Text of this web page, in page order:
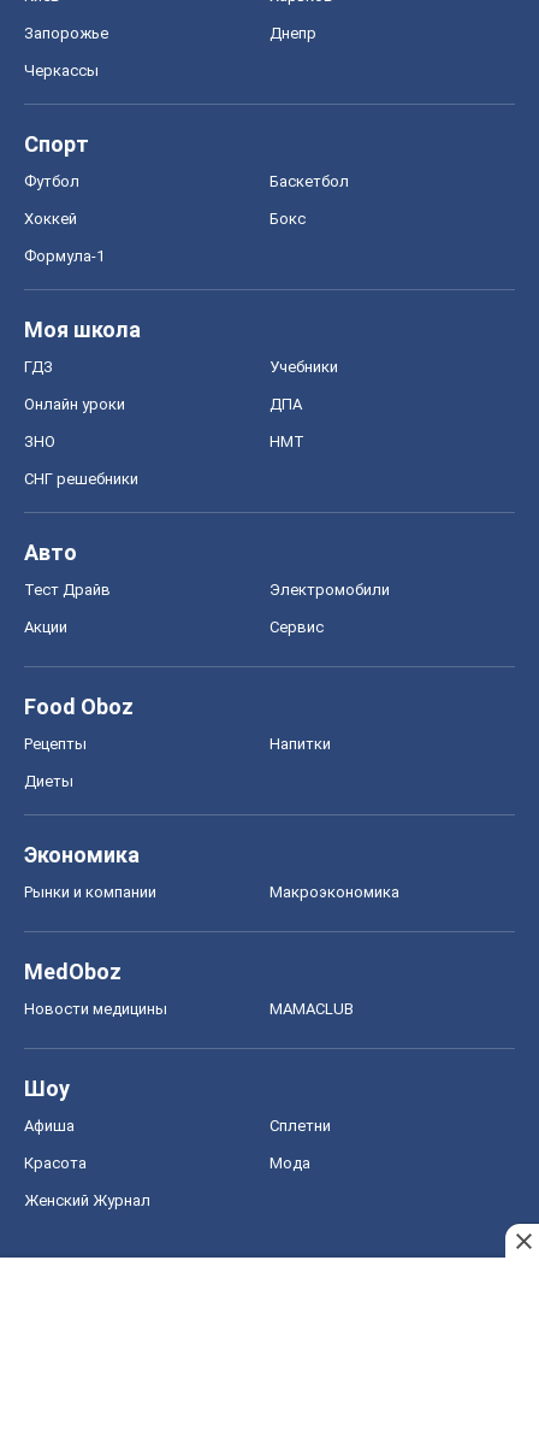
Запорожье Днепр
Черкассы
Спорт
Футбол Баскетбол
Хоккей Бокс
Формула-1
Моя школа
ГДЗ Учебники
Онлайн уроки ДПА
ЗНО НМТ
СНГ решебники
Авто
Тест Драйв Электромобили
Акции Сервис
Food Oboz
Рецепты Напитки
Диеты
Экономика
Рынки и компании Mакроэкономика
MedOboz
Новости медицины MAMACLUB
Шоу
Афиша Сплетни
Красота Мода
Женский Журнал